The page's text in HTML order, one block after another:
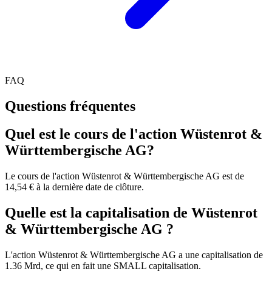
FAQ
Questions fréquentes
Quel est le cours de l'action Wüstenrot &
Württembergische AG?
Le cours de l'action Wüstenrot & Württembergische AG est de
14,54 € à la dernière date de clôture.
Quelle est la capitalisation de Wüstenrot
& Württembergische AG ?
L'action Wüstenrot & Württembergische AG a une capitalisation de
1.36 Mrd, ce qui en fait une SMALL capitalisation.